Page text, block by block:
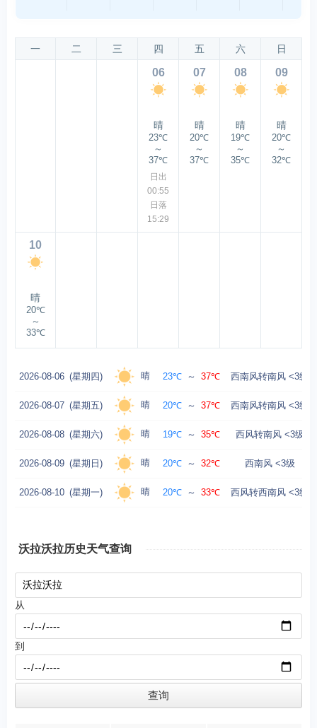
一 二 三 四 五 六 日
06
晴
23℃
～
37℃
日出
00:55
日落
15:29
07
晴
20℃
～
37℃
08
晴
19℃
～
35℃
09
晴
20℃
～
32℃
10
晴
20℃
～
33℃
2026-08-06 (星期四) 晴 23℃ ～ 37℃ 西南风转南风 <3级
2026-08-07 (星期五) 晴 20℃ ～ 37℃ 西南风转南风 <3级
2026-08-08 (星期六) 晴 19℃ ～ 35℃ 西风转南风 <3级
2026-08-09 (星期日) 晴 20℃ ～ 32℃ 西南风 <3级
2026-08-10 (星期一) 晴 20℃ ～ 33℃ 西风转西南风 <3级
沃拉沃拉历史天气查询
从
到